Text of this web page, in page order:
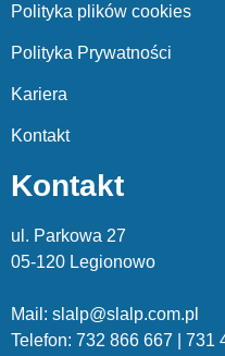
Polityka plików cookies
Polityka Prywatności
Kariera
Kontakt
Kontakt
ul. Parkowa 27
05-120 Legionowo
Mail: slalp@slalp.com.pl
Telefon: 732 866 667 | 731